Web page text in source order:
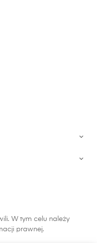


W tym celu należy
prawnej.